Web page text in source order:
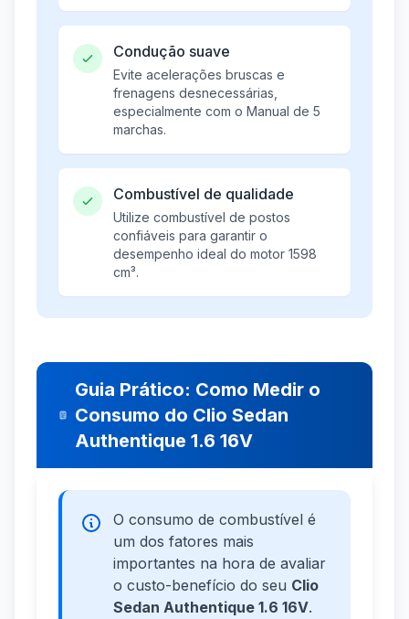
Condução suave
Evite acelerações bruscas e
frenagens desnecessárias,
especialmente com o Manual de 5
marchas.
Combustível de qualidade
Utilize combustível de postos
confiáveis para garantir o
desempenho ideal do motor 1598
cm³.
Guia Prático: Como Medir o
Consumo do Clio Sedan
Authentique 1.6 16V
O consumo de combustível é
um dos fatores mais
importantes na hora de avaliar
o custo-benefício do seu Clio
Sedan Authentique 1.6 16V.